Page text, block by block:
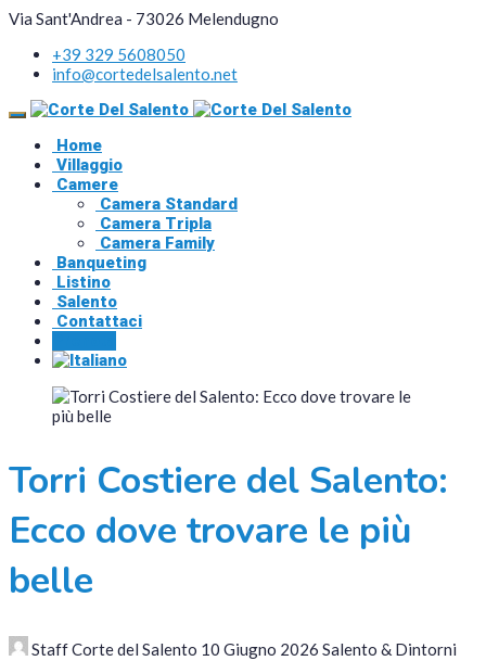
Via Sant'Andrea - 73026 Melendugno
+39 329 5608050
info@cortedelsalento.net
Home
Villaggio
Camere
Camera Standard
Camera Tripla
Camera Family
Banqueting
Listino
Salento
Contattaci
Torri Costiere del Salento:
Ecco dove trovare le più
belle
Staff Corte del Salento 10 Giugno 2026 Salento & Dintorni